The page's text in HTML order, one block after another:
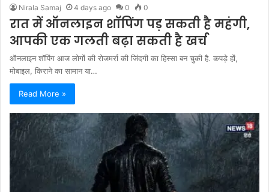
Nirala Samaj 4 days ago 0 0
रात में ऑनलाइन शॉपिंग पड़ सकती है महंगी,
आपकी एक गलती बढ़ा सकती है खर्च
ऑनलाइन शॉपिंग आज लोगों की रोजमर्रा की जिंदगी का हिस्सा बन चुकी है. कपड़े हों,
मोबाइल, किराने का सामान या…
Read More »